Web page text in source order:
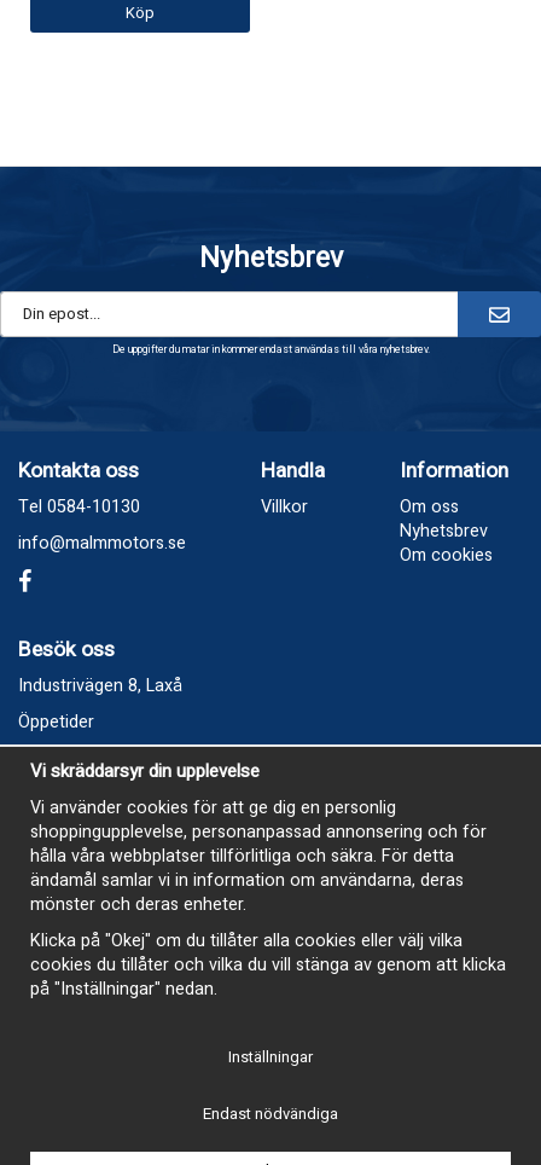
Köp
Nyhetsbrev
De uppgifter du matar in kommer endast användas till våra nyhetsbrev.
Kontakta oss
Tel 0584-10130
info@malmmotors.se
Handla
Villkor
Information
Om oss
Nyhetsbrev
Om cookies
Besök oss
Industrivägen 8, Laxå
Öppetider
Vecka 32
Måndag kl 9-12, kl 13 - 15
Onsdag kl 9-12, kl 13 - 15
Tisdag, Tordag och Fredag stängt
E-Handelsbutiken är öppen och paket skickas hela
sommaren
Vi skräddarsyr din upplevelse
Vi använder cookies för att ge dig en personlig
shoppingupplevelse, personanpassad annonsering och för
hålla våra webbplatser tillförlitliga och säkra. För detta
ändamål samlar vi in information om användarna, deras
mönster och deras enheter.
Klicka på "Okej" om du tillåter alla cookies eller välj vilka
cookies du tillåter och vilka du vill stänga av genom att klicka
på "Inställningar" nedan.
Inställningar
Endast nödvändiga